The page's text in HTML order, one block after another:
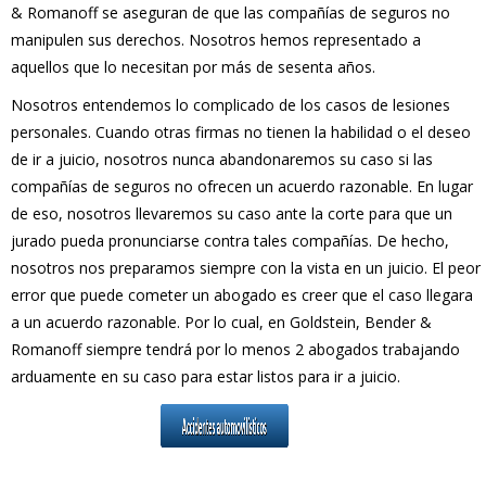
& Romanoff se aseguran de que las compañías de seguros no
manipulen sus derechos. Nosotros hemos representado a
aquellos que lo necesitan por más de sesenta años.
Nosotros entendemos lo complicado de los casos de lesiones
personales. Cuando otras firmas no tienen la habilidad o el deseo
de ir a juicio, nosotros nunca abandonaremos su caso si las
compañías de seguros no ofrecen un acuerdo razonable. En lugar
de eso, nosotros llevaremos su caso ante la corte para que un
jurado pueda pronunciarse contra tales compañías. De hecho,
nosotros nos preparamos siempre con la vista en un juicio. El peor
error que puede cometer un abogado es creer que el caso llegara
a un acuerdo razonable. Por lo cual, en Goldstein, Bender &
Romanoff siempre tendrá por lo menos 2 abogados trabajando
arduamente en su caso para estar listos para ir a juicio.